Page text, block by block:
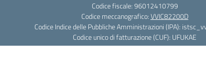
Codice fiscale: 96012410799
Codice meccanografico:VVIC82200D
Codice Indice delle Pubbliche Amministrazioni (IPA):
Codice unico di fatturazione (CUF): UFUKAE